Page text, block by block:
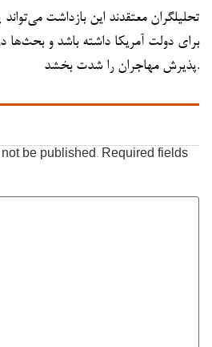
تحلیلگران معتقدند این بازداشت
برای دولت آمریکا داشته باشد و بحث‌ها
پذیرش مهاجران را شدت بخشد.
be published. Required fields